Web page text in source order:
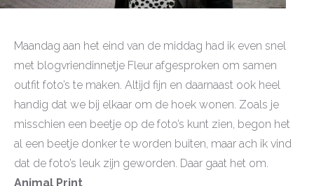
Maandag aan het eind van de middag had ik even snel
met blogvriendinnetje Fleur afgesproken om samen
outfit foto’s te maken. Altijd fijn en daarnaast ook heel
handig dat we bij elkaar om de hoek wonen. Zoals je
misschien een beetje op de foto’s kunt zien, begon het
al een beetje donker te worden buiten, maar ach ik vind
dat de foto’s leuk zijn geworden. Daar gaat het om.
Animal Print